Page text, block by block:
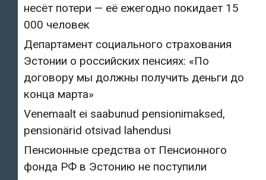
несёт потери — её ежегодно покидает 15
000 человек
Департамент социального страхования
Эстонии о российских пенсиях: «По
договору мы должны получить деньги до
конца марта»
Venemaalt ei saabunud pensionimaksed,
pensionärid otsivad lahendusi
Пенсионные средства от Пенсионного
фонда РФ в Эстонию не поступили